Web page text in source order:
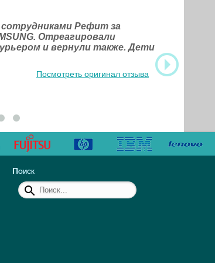
Рефит за
Отреагировали
и вернули также. Дети
Посмотреть оригинал отзыва
Поиск